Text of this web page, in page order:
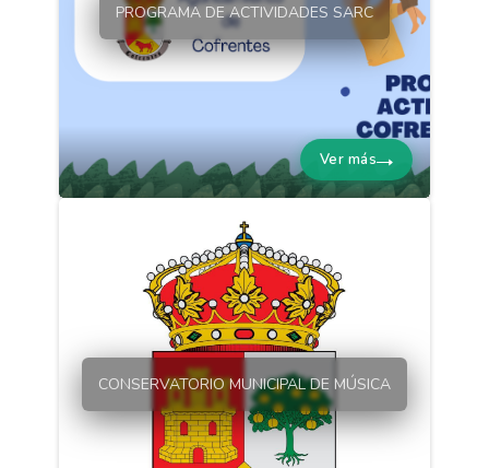
PROGRAMA DE ACTIVIDADES SARC
Ver más
CONSERVATORIO MUNICIPAL DE MÚSICA